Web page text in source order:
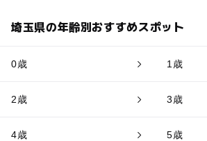
埼玉県の年齢別おすすめスポット
0歳 1歳
2歳 3歳
4歳 5歳